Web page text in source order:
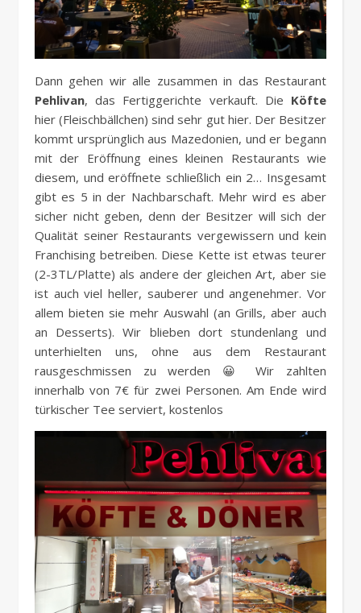
Dann gehen wir alle zusammen in das Restaurant
Pehlivan, das Fertiggerichte verkauft. Die Köfte
hier (Fleischbällchen) sind sehr gut hier. Der Besitzer
kommt ursprünglich aus Mazedonien, und er begann
mit der Eröffnung eines kleinen Restaurants wie
diesem, und eröffnete schließlich ein 2… Insgesamt
gibt es 5 in der Nachbarschaft. Mehr wird es aber
sicher nicht geben, denn der Besitzer will sich der
Qualität seiner Restaurants vergewissern und kein
Franchising betreiben. Diese Kette ist etwas teurer
(2-3TL/Platte) als andere der gleichen Art, aber sie
ist auch viel heller, sauberer und angenehmer. Vor
allem bieten sie mehr Auswahl (an Grills, aber auch
an Desserts). Wir blieben dort stundenlang und
unterhielten uns, ohne aus dem Restaurant
rausgeschmissen zu werden 😀 Wir zahlten
innerhalb von 7€ für zwei Personen. Am Ende wird
türkischer Tee serviert, kostenlos